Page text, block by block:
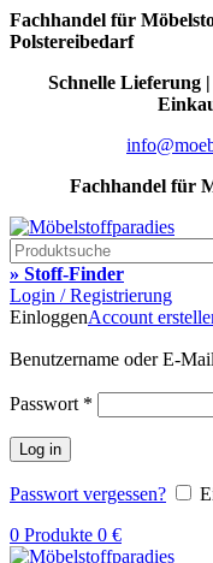
Fachhandel für
Polstereibedarf
Schnelle Lieferung
Fachhandel für
» Stoff-Finder
Login / Registrierung
EinloggenAccount
Benutzername oder E-
Passwort *
Log in
Passwort vergessen?
0 Produkte 0 €